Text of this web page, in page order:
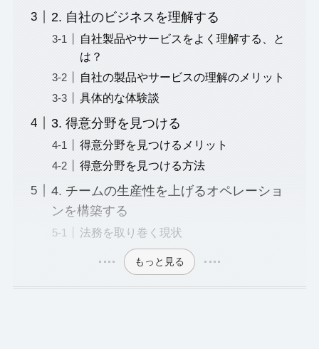
2. 自社のビジネスを理解する
自社製品やサービスをよく理解する、と
は？
自社の製品やサービスの理解のメリット
具体的な体験談
3. 得意分野を見つける
得意分野を見つけるメリット
得意分野を見つける方法
4. チームの生産性を上げるオペレーショ
ンを構築する
法務を取り巻く現状
もっと見る